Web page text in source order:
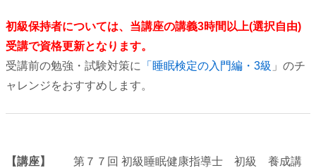
初級保持者については、当講座の講義3時間以上(選択自由)
受講で資格更新となります。
受講前の勉強・試験対策に
「睡眠検定の入門編・3級 」のチ
ャレンジをおすすめします。
【講座】
第７７回 初級睡眠健康指導士 初級 養成講